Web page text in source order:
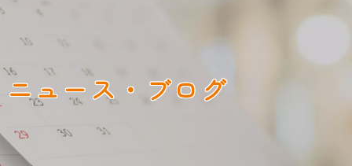
ニュース・ブログ